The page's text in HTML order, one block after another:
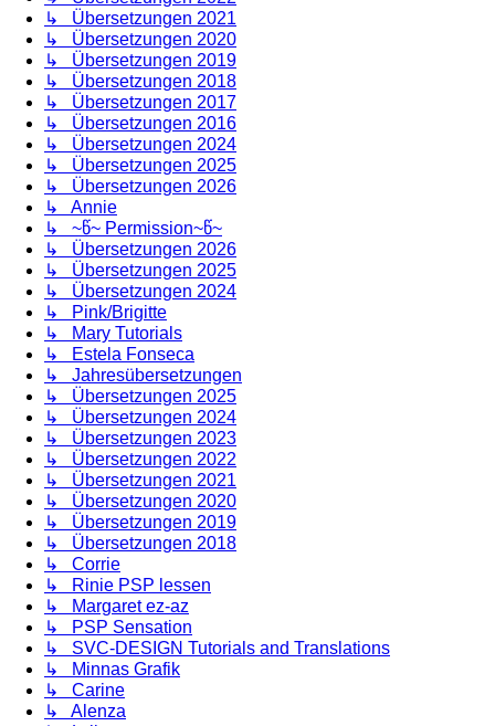
↳ Übersetzungen 2021
↳ Übersetzungen 2020
↳ Übersetzungen 2019
↳ Übersetzungen 2018
↳ Übersetzungen 2017
↳ Übersetzungen 2016
↳ Übersetzungen 2024
↳ Übersetzungen 2025
↳ Übersetzungen 2026
↳ Annie
↳ ~წ~ Permission~წ~
↳ Übersetzungen 2026
↳ Übersetzungen 2025
↳ Übersetzungen 2024
↳ Pink/Brigitte
↳ Mary Tutorials
↳ Estela Fonseca
↳ Jahresübersetzungen
↳ Übersetzungen 2025
↳ Übersetzungen 2024
↳ Übersetzungen 2023
↳ Übersetzungen 2022
↳ Übersetzungen 2021
↳ Übersetzungen 2020
↳ Übersetzungen 2019
↳ Übersetzungen 2018
↳ Corrie
↳ Rinie PSP lessen
↳ Margaret ez-az
↳ PSP Sensation
↳ SVC-DESIGN Tutorials and Translations
↳ Minnas Grafik
↳ Carine
↳ Alenza